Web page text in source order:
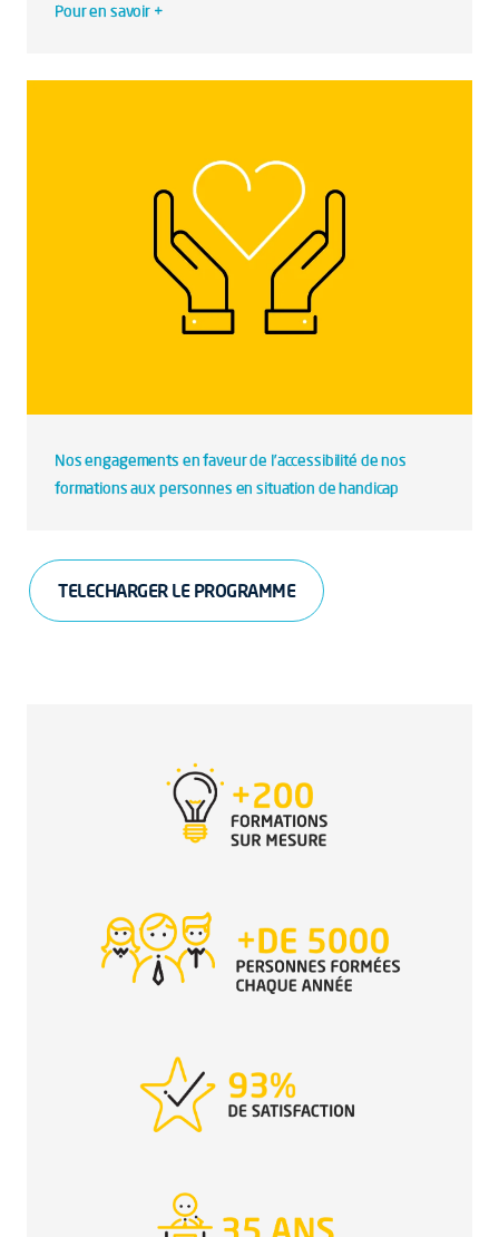
Pour en savoir +
Nos engagements en faveur de l’accessibilité de nos
formations aux personnes en situation de handicap
TELECHARGER LE PROGRAMME